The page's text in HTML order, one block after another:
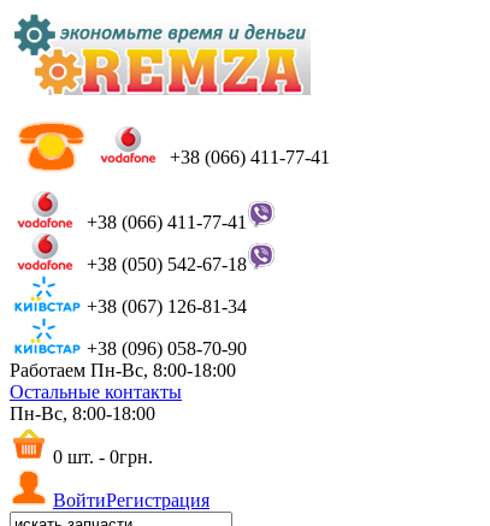
+38 (066) 411-77-41
+38 (066) 411-77-41
+38 (050) 542-67-18
+38 (067) 126-81-34
+38 (096) 058-70-90
Работаем Пн-Вс, 8:00-18:00
Остальные контакты
Пн-Вс, 8:00-18:00
0 шт. - 0грн.
ВойтиРегистрация